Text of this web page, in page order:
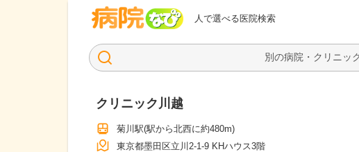
人で選べる医院検索
病院なび
クリニック川越
菊川駅(駅から北西に約480m)
東京都墨田区立川2-1-9 KHハウス3階